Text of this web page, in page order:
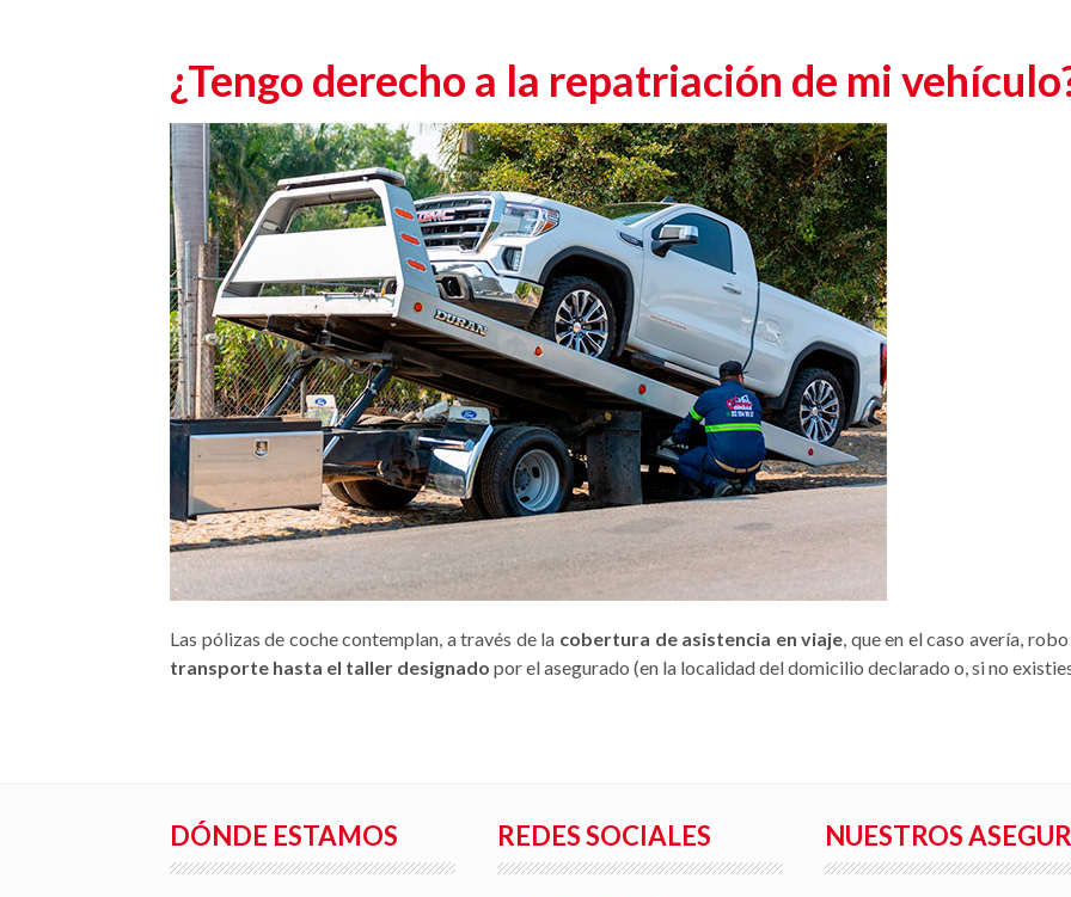
¿Tengo derecho a la repatriación de mi
Las pólizas de coche contemplan, a través de la cobertura de asistencia en viaje, que en el caso avería,
transporte hasta el taller designado por el asegurado (en la localidad del domicilio declarado o, si no
DÓNDE ESTAMOS REDES SOCIALES NUESTROS